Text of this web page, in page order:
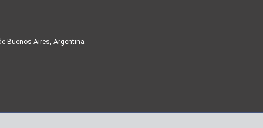
Buenos Aires, Argentina